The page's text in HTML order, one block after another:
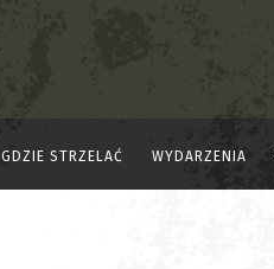
GDZIE STRZELAĆ WYDARZENIA